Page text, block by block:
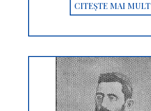
CITEȘTE MAI MULT